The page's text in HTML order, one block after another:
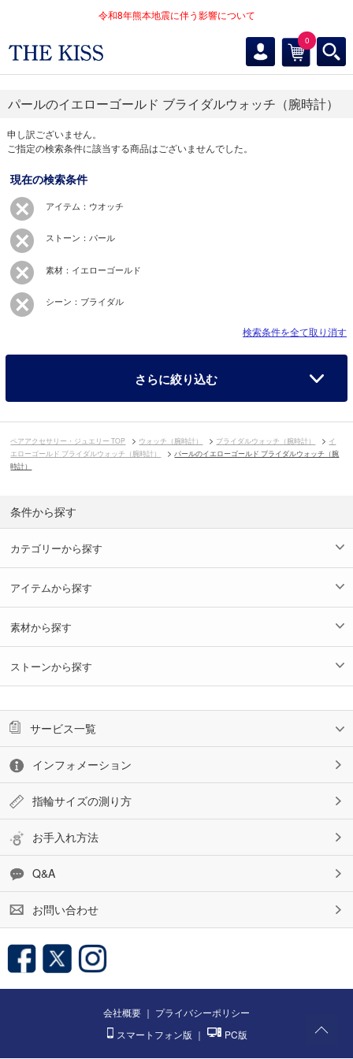
令和8年熊本地震に伴う影響について
0
パールのイエローゴールド ブライダルウォッチ（腕時計）
申し訳ございません。
ご指定の検索条件に該当する商品はございませんでした。
現在の検索条件
アイテム：ウオッチ
ストーン：パール
素材：イエローゴールド
シーン：ブライダル
検索条件を全て取り消す
さらに絞り込む
ペアアクセサリー・ジュエリー TOP ウォッチ（腕時計） ブライダルウォッチ（腕時計）
イ
エローゴールド ブライダルウォッチ（腕時計）
パールのイエローゴールド ブライダルウォッチ（腕
時計）
条件から探す
カテゴリーから探す
アイテムから探す
素材から探す
ストーンから探す
サービス一覧
インフォメーション
指輪サイズの測り方
お手入れ方法
Q&A
お問い合わせ
会社概要 ｜ プライバシーポリシー
スマートフォン版 ｜ PC版